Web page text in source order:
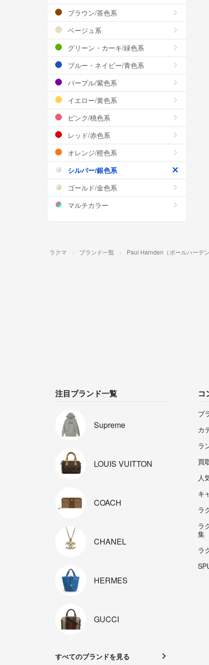
ブラウン/茶色系
ベージュ系
グリーン・カーキ/緑色系
ブルー・ネイビー/青色系
パープル/紫色系
イエロー/黄色系
ピンク/桃色系
レッド/赤色系
オレンジ/橙色系
シルバー/銀色系
ゴールド/金色系
マルチカラー
ラクマ ブランド一覧 Paul Harnden（ポールハーデン
注目ブランド一覧
Supreme
LOUIS VUITTON
COACH
CHANEL
HERMES
GUCCI
すべてのブランドを見る
コ
ブ
カ
ラ
買
人
キ
ラ
ラ
集
ラ